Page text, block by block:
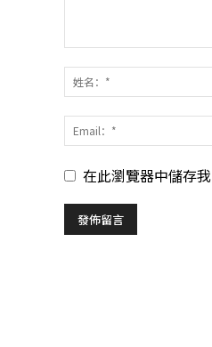
在此瀏覽器中儲存